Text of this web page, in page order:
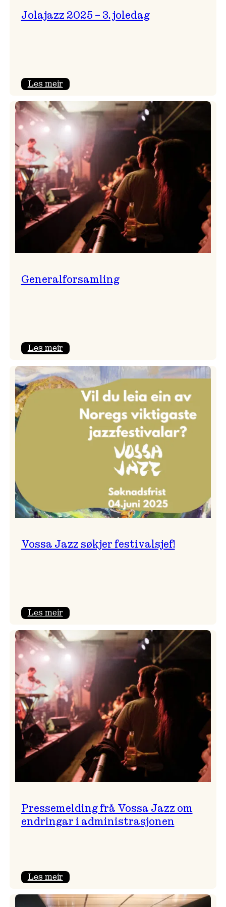
Jolajazz 2025 – 3. joledag
Les meir:
2025
–
joledag
Generalforsamling
Les meir:
Vossa Jazz søkjer festivalsjef!
Les meir:
Jazz
søkjer
Pressemelding frå Vossa Jazz om
endringar i administrasjonen
Les meir:
frå